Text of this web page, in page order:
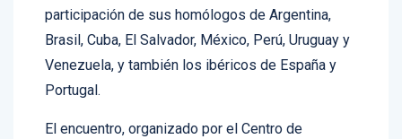
participación de sus homólogos de Argentina,
Brasil, Cuba, El Salvador, México, Perú, Uruguay y
Venezuela, y también los ibéricos de España y
Portugal.
El encuentro, organizado por el Centro de